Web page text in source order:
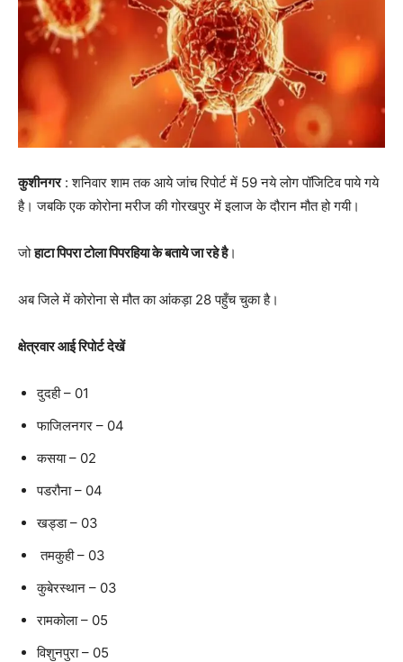
कुशीनगर: शनिवार शाम तक आये जांच रिपोर्ट में 59 नये लोग पॉजिटिव पाये गये
है। जबकि एक कोरोना मरीज की गोरखपुर में इलाज के दौरान मौत हो गयी।
जोहाटा पिपरा टोला पिपरहिया के बताये जा रहे है।
अब जिले में कोरोना से मौत का आंकड़ा 28 पहुँच चुका है।
क्षेत्रवार आई रिपोर्ट देखें
दुदही – 01
फाजिलनगर – 04
कसया – 02
पडरौना – 04
खड्डा – 03
तमकुही – 03
कुबेरस्थान – 03
रामकोला – 05
विशुनपुरा – 05